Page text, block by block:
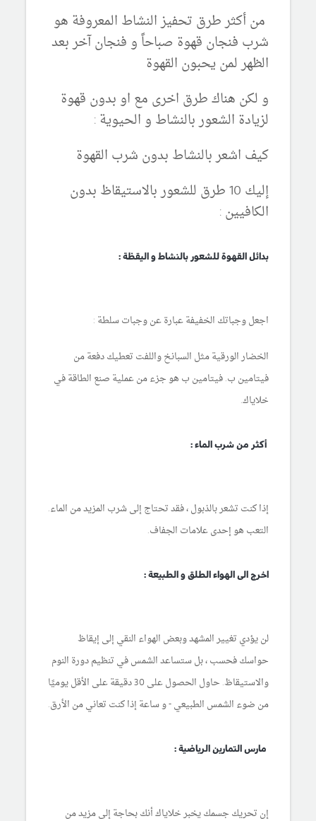
من أكثر طرق تحفيز النشاط المعروفة هو
شرب فنجان قهوة صباحاً و فنجان آخر بعد
الظهر لمن يحبون القهوة
و لكن هناك طرق اخرى مع او بدون قهوة
لزيادة الشعور بالنشاط و الحيوية :
كيف اشعر بالنشاط بدون شرب القهوة
إليك 10 طرق للشعور بالاستيقاظ بدون
الكافيين :
بدائل القهوة للشعور بالنشاط و اليقظة :
اجعل وجباتك الخفيفة عبارة عن وجبات سلطة :
الخضار الورقية مثل السبانخ واللفت تعطيك دفعة من
فيتامين ب. فيتامين ب هو جزء من عملية صنع الطاقة في
خلاياك.
أكثر من شرب الماء :
إذا كنت تشعر بالذبول ، فقد تحتاج إلى شرب المزيد من الماء.
التعب هو إحدى علامات الجفاف.
اخرج الى الهواء الطلق و الطبيعة :
لن يؤدي تغيير المشهد وبعض الهواء النقي إلى إيقاظ
حواسك فحسب ، بل ستساعد الشمس في تنظيم دورة النوم
والاستيقاظ. حاول الحصول على 30 دقيقة على الأقل يوميًا
من ضوء الشمس الطبيعي - و ساعة إذا كنت تعاني من الأرق.
مارس التمارين الرياضية :
إن تحريك جسمك يخبر خلاياك أنك بحاجة إلى مزيد من